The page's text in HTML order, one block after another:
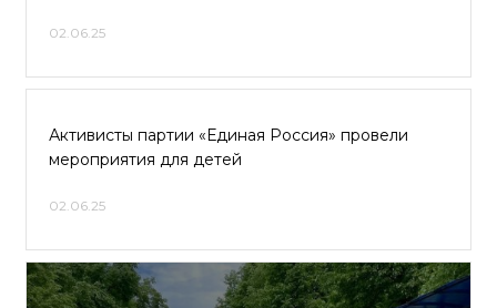
02.06.25
Активисты партии «Единая Россия» провели
мероприятия для детей
02.06.25